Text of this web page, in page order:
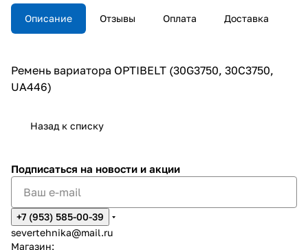
Описание Отзывы Оплата Доставка
Ремень вариатора OPTIBELT (30G3750, 30C3750,
UA446)
Назад к списку
Подписаться на новости и акции
+7 (953) 585-00-39
severtehnika@mail.ru
Магазин: